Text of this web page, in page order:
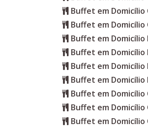
Buffet em Domicílio
Buffet em
Buffet em Domicílio
Buffet em Domicílio
Buffet em Domicílio
Buffet em Domicílio
Buffet em Domicílio
Buffet em
Buffet em Domicílio